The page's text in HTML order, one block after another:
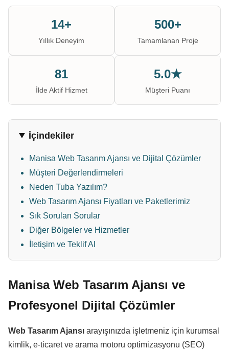
14+
Yıllık Deneyim
500+
Tamamlanan Proje
81
İlde Aktif Hizmet
5.0★
Müşteri Puanı
İçindekiler
Manisa Web Tasarım Ajansı ve Dijital Çözümler
Müşteri Değerlendirmeleri
Neden Tuba Yazılım?
Web Tasarım Ajansı Fiyatları ve Paketlerimiz
Sık Sorulan Sorular
Diğer Bölgeler ve Hizmetler
İletişim ve Teklif Al
Manisa Web Tasarım Ajansı ve
Profesyonel Dijital Çözümler
Web Tasarım Ajansı arayışınızda işletmeniz için kurumsal
kimlik, e-ticaret ve arama motoru optimizasyonu (SEO)